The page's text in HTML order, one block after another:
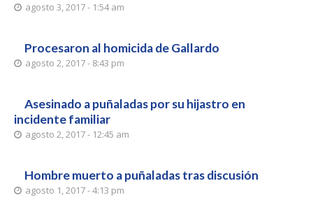
agosto 3, 2017 - 1:54 am
Procesaron al homicida de Gallardo
agosto 2, 2017 - 8:43 pm
Asesinado a puñaladas por su hijastro en
incidente familiar
agosto 2, 2017 - 12:45 am
Hombre muerto a puñaladas tras discusión
agosto 1, 2017 - 4:13 pm